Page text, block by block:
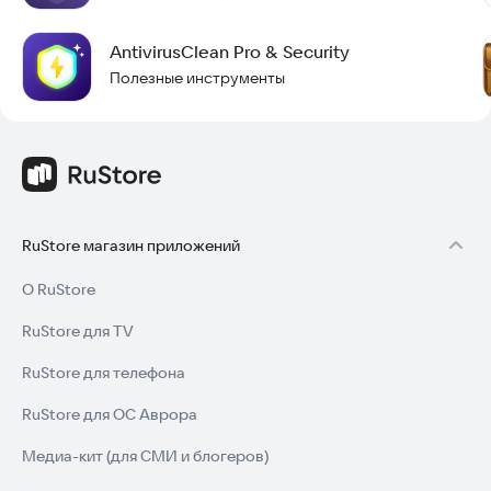
чувствительным данным. При работе с
конфиденциальностью лучше перестраховаться.
Приложение легкое и занимает менее 1,5 МБ места на
устройстве.
другим, это приложение для вас. Без него такая информация
может быть раскрыта без вашего ведома. Установите
AntivirusClean Pro & Security
Полезные инструменты
RuStore магазин приложений
О RuStore
RuStore для TV
RuStore для телефона
RuStore для ОС Аврора
Медиа-кит (для СМИ и блогеров)